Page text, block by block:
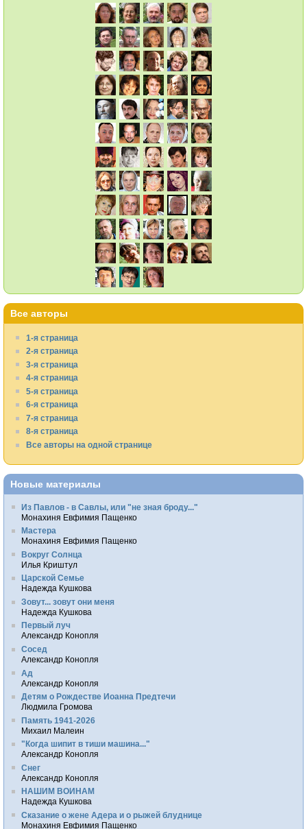
Все авторы
1-я страница
2-я страница
3-я страница
4-я страница
5-я страница
6-я страница
7-я страница
8-я страница
Все авторы на одной странице
Новые материалы
Из Павлов - в Савлы, или "не зная броду..."
Монахиня Евфимия Пащенко
Мастера
Монахиня Евфимия Пащенко
Вокруг Солнца
Илья Криштул
Царской Семье
Надежда Кушкова
Зовут... зовут они меня
Надежда Кушкова
Первый луч
Александр Конопля
Сосед
Александр Конопля
Ад
Александр Конопля
Детям о Рождестве Иоанна Предтечи
Людмила Громова
Память 1941-2026
Михаил Малеин
"Когда шипит в тиши машина..."
Александр Конопля
Снег
Александр Конопля
НАШИМ ВОИНАМ
Надежда Кушкова
Сказание о жене Адера и о рыжей блуднице
Монахиня Евфимия Пащенко